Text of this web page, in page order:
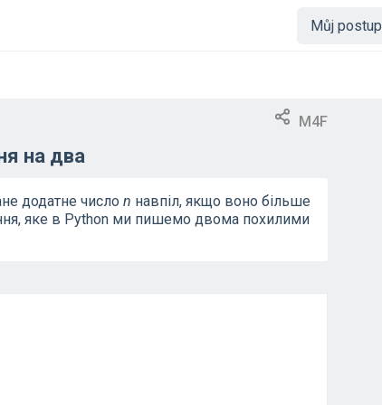
Můj postup
M4F
на два
додатне число n навпіл, якщо воно більше
яке в Python ми пишемо двома похилими